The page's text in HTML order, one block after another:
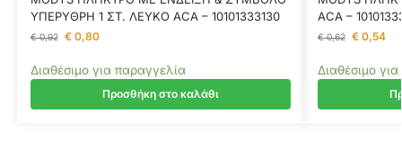
ΥΠΕΡΥΘΡΗ 1 ΣΤ. ΛΕΥΚΟ ACA – 10101333130
€0,92 €0,80
Διαθέσιμο για παραγγελία
Προσθήκη στο καλάθι
ACA –
€0,62 €0,54
Διαθέσιμο